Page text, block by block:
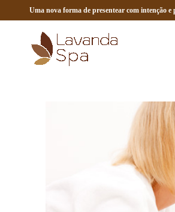
Uma nova forma de presentear com intenção e